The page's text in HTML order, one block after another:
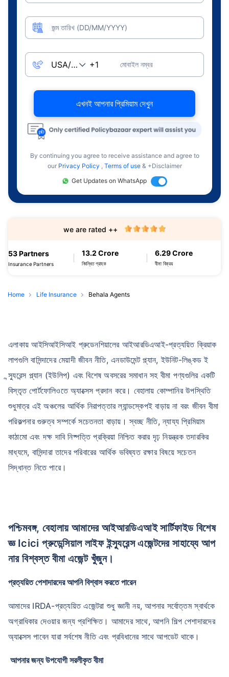
জন্ম তারিখ (DD/MM/YYYY)
মোবাইল নম্বর
এখনই আপনার প্রিমিয়াম দেখুন
By continuing you agree to receive assistance and agree to
our Privacy Policy , Terms of use & +Disclaimer
Get Updates on WhatsApp
53 Partners
Insurance Partners
13.2 Crore
নিবন্ধিত গ্রাহক
6.29 Crore
বীমা বিক্রয়
we are rated ++
Home Life Insurance Behala Agents
এলাকায় আইসিআইসিআই প্রুডেনশিয়ালের আইআরডিএআই-প্রত্যয়িত ক্রিয়াক
লাপগুলি বাসিন্দাদের মেয়াদী জীবন নীতি, এনডাউমেন্ট প্ল্যান, ইউনিট-লিঙ্কড ই
ন্স্যুরেন্স প্ল্যান (ইউলিপ) এবং বিশেষ অবসরের সমাধান সহ বীমা পণ্যগুলির একটি
বিস্তৃত পোর্টফোলিওতে অ্যাক্সেস প্রদান করে। বেহালায় কোম্পানির উপস্থিতি
শুধুমাত্র এই অঞ্চলের আর্থিক নিরাপত্তার ল্যান্ডস্কেপই বাড়ায় না বরং জীবন বীমা
পরিকল্পনার গুরুত্ব সম্পর্কে সচেতনতা বাড়ায়। স্বচ্ছ নীতি, ন্যায্য প্রিমিয়াম
কাঠামো এবং দক্ষ দাবি নিষ্পত্তি প্রক্রিয়া নিশ্চিত করার দৃঢ় নিয়ন্ত্রক তদারকির
মাধ্যমে, বাসিন্দারা তাদের পরিবারের আর্থিক ভবিষ্যত রক্ষার বিষয়ে সচেতন
সিদ্ধান্ত নিতে পারে।
পশ্চিমবঙ্গ, বেহালায় আমাদের আইআরডিএআই সার্টিফাইড বিশেষ
জ্ঞ Icici প্রুডেন্সিয়াল লাইফ ইন্স্যুরেন্স এজেন্টদের সাহায্যে আপ
নার বিশ্বস্ত বীমা এজেন্ট খুঁজুন।
প্রত্যয়িত পেশাদারদের আপনি বিশ্বাস করতে পারেন
আমাদের IRDA-প্রত্যয়িত এজেন্টরা শুধু জ্ঞানী নয়, আপনার সর্বোত্তম স্বার্থকে
অগ্রাধিকার দেওয়ার জন্য প্রশিক্ষিত। আমাদের সাথে, আপনি শিল্প পেশাদারদের
অ্যাক্সেস পাবেন যারা সর্বশেষ নীতি এবং প্রবিধানের সাথে আপডেট থাকে।
আপনার জন্য উপযোগী সরলীকৃত বীমা